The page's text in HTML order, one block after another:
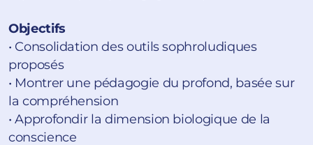
Objectifs
• Consolidation des outils sophroludiques
proposés
• Montrer une pédagogie du profond, basée sur
la compréhension
• Approfondir la dimension biologique de la
conscience